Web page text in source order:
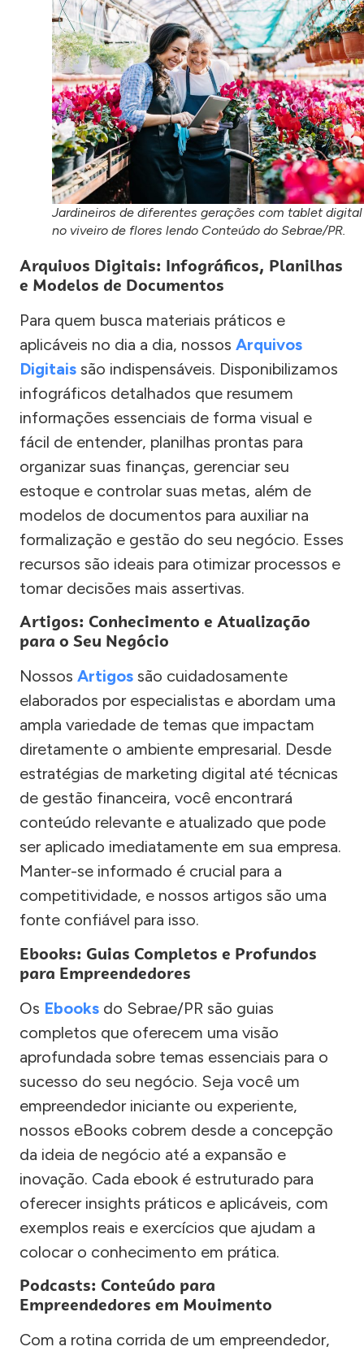
Jardineiros de diferentes gerações com tablet digital
no viveiro de flores lendo Conteúdo do Sebrae/PR.
Arquivos Digitais: Infográficos, Planilhas
e Modelos de Documentos
Para quem busca materiais práticos e
aplicáveis no dia a dia, nossos Arquivos
Digitais são indispensáveis. Disponibilizamos
infográficos detalhados que resumem
informações essenciais de forma visual e
fácil de entender, planilhas prontas para
organizar suas finanças, gerenciar seu
estoque e controlar suas metas, além de
modelos de documentos para auxiliar na
formalização e gestão do seu negócio. Esses
recursos são ideais para otimizar processos e
tomar decisões mais assertivas.
Artigos: Conhecimento e Atualização
para o Seu Negócio
Nossos Artigos são cuidadosamente
elaborados por especialistas e abordam uma
ampla variedade de temas que impactam
diretamente o ambiente empresarial. Desde
estratégias de marketing digital até técnicas
de gestão financeira, você encontrará
conteúdo relevante e atualizado que pode
ser aplicado imediatamente em sua empresa.
Manter-se informado é crucial para a
competitividade, e nossos artigos são uma
fonte confiável para isso.
Ebooks: Guias Completos e Profundos
para Empreendedores
Os Ebooks do Sebrae/PR são guias
completos que oferecem uma visão
aprofundada sobre temas essenciais para o
sucesso do seu negócio. Seja você um
empreendedor iniciante ou experiente,
nossos eBooks cobrem desde a concepção
da ideia de negócio até a expansão e
inovação. Cada ebook é estruturado para
oferecer insights práticos e aplicáveis, com
exemplos reais e exercícios que ajudam a
colocar o conhecimento em prática.
Podcasts: Conteúdo para
Empreendedores em Movimento
Com a rotina corrida de um empreendedor,